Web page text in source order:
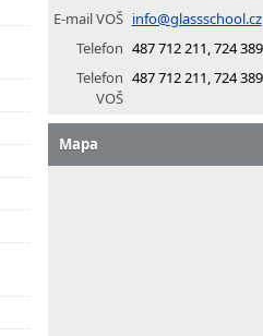
E-mail VOŠ info@glassschool.cz
Telefon 487 712 211, 724
Telefon
VOŠ
487 712 211, 724
Mapa